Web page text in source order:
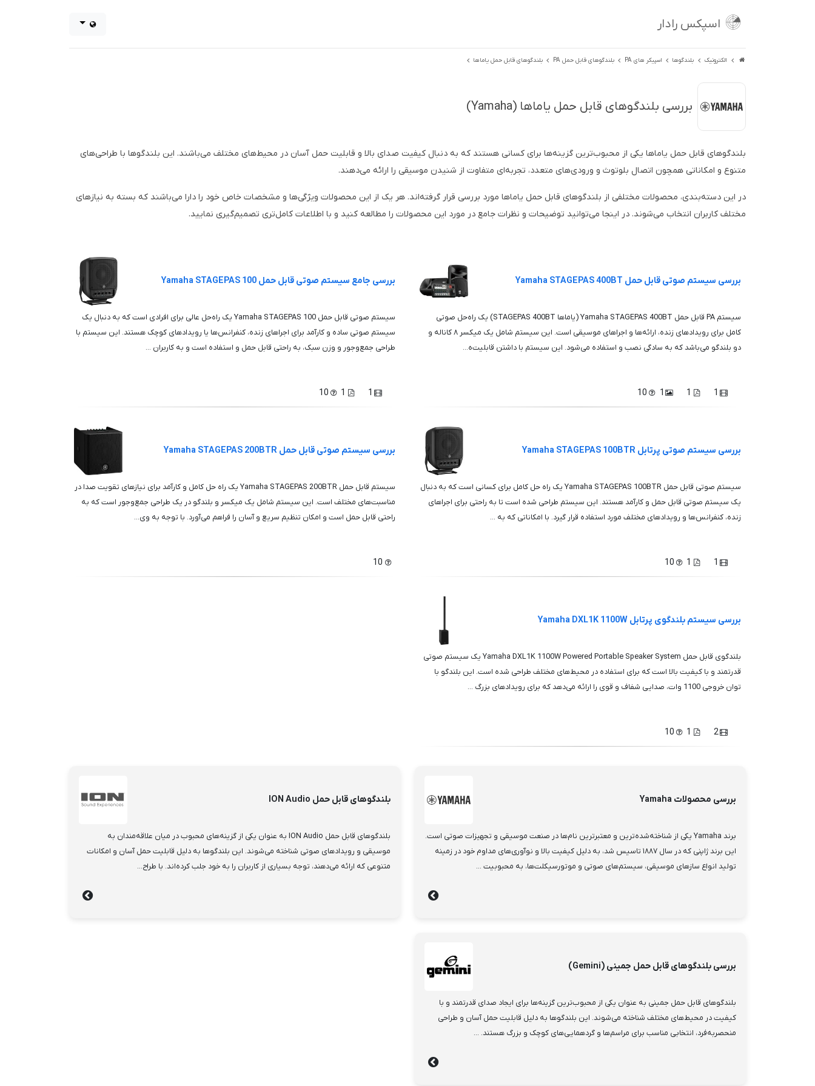
اسپکس رادار
الکترونیک بلندگوها اسپیکر های PA بلندگوهای قابل حمل PA بلندگوهای قابل حمل یاماها
بررسی بلندگوهای قابل حمل یاماها (Yamaha)
بلندگوهای قابل حمل یاماها یکی از محبوب‌ترین گزینه‌ها برای کسانی هستند که به دنبال کیفیت صدای بالا و قابلیت حمل آسان در محیط‌های مختلف می‌باشند. این بلندگوها با طراحی‌های
متنوع و امکاناتی همچون اتصال بلوتوث و ورودی‌های متعدد، تجربه‌ای متفاوت از شنیدن موسیقی را ارائه می‌دهند.
در این دسته‌بندی، محصولات مختلفی از بلندگوهای قابل حمل یاماها مورد بررسی قرار گرفته‌اند. هر یک از این محصولات ویژگی‌ها و مشخصات خاص خود را دارا می‌باشند که بسته به نیازهای
مختلف کاربران انتخاب می‌شوند. در اینجا می‌توانید توضیحات و نظرات جامع در مورد این محصولات را مطالعه کنید و با اطلاعات کامل‌تری تصمیم‌گیری نمایید.
بررسی سیستم صوتی قابل حمل Yamaha STAGEPAS 400BT
سیستم PA قابل حمل Yamaha STAGEPAS 400BT (یاماها STAGEPAS 400BT) یک راه‌حل صوتی
کامل برای رویدادهای زنده، ارائه‌ها و اجراهای موسیقی است. این سیستم شامل یک میکسر ۸ کاناله و
دو بلندگو می‌باشد که به سادگی نصب و استفاده می‌شود. این سیستم با داشتن قابلیت‌ه...
1
1
1
10
بررسی جامع سیستم صوتی قابل حمل Yamaha STAGEPAS 100
سیستم صوتی قابل حمل Yamaha STAGEPAS 100 یک راه‌حل عالی برای افرادی است که به دنبال یک
سیستم صوتی ساده و کارآمد برای اجراهای زنده، کنفرانس‌ها یا رویدادهای کوچک هستند. این سیستم با
طراحی جمع‌وجور و وزن سبک، به راحتی قابل حمل و استفاده است و به کاربران ...
1
1
10
بررسی سیستم صوتی پرتابل Yamaha STAGEPAS 100BTR
سیستم صوتی قابل حمل Yamaha STAGEPAS 100BTR یک راه حل کامل برای کسانی است که به دنبال
یک سیستم صوتی قابل حمل و کارآمد هستند. این سیستم طراحی شده است تا به راحتی برای اجراهای
زنده، کنفرانس‌ها و رویدادهای مختلف مورد استفاده قرار گیرد. با امکاناتی که به ...
1
1
10
بررسی سیستم صوتی قابل حمل Yamaha STAGEPAS 200BTR
سیستم قابل حمل Yamaha STAGEPAS 200BTR یک راه حل کامل و کارآمد برای نیازهای تقویت صدا در
مناسبت‌های مختلف است. این سیستم شامل یک میکسر و بلندگو در یک طراحی جمع‌وجور است که به
راحتی قابل حمل است و امکان تنظیم سریع و آسان را فراهم می‌آورد. با توجه به وی...
10
بررسی سیستم بلندگوی پرتابل Yamaha DXL1K 1100W
بلندگوی قابل حمل Yamaha DXL1K 1100W Powered Portable Speaker System یک سیستم صوتی
قدرتمند و با کیفیت بالا است که برای استفاده در محیط‌های مختلف طراحی شده است. این بلندگو با
توان خروجی 1100 وات، صدایی شفاف و قوی را ارائه می‌دهد که برای رویدادهای بزرگ ...
2
1
10
بررسی محصولات Yamaha
برند Yamaha یکی از شناخته‌شده‌ترین و معتبرترین نام‌ها در صنعت موسیقی و تجهیزات صوتی است.
این برند ژاپنی که در سال ۱۸۸۷ تاسیس شد، به دلیل کیفیت بالا و نوآوری‌های مداوم خود در زمینه
تولید انواع سازهای موسیقی، سیستم‌های صوتی و موتورسیکلت‌ها، به محبوبیت ...
بلندگوهای قابل حمل ION Audio
بلندگوهای قابل حمل ION Audio به عنوان یکی از گزینه‌های محبوب در میان علاقه‌مندان به
موسیقی و رویدادهای صوتی شناخته می‌شوند. این بلندگوها به دلیل قابلیت حمل آسان و امکانات
متنوعی که ارائه می‌دهند، توجه بسیاری از کاربران را به خود جلب کرده‌اند. با طراح...
بررسی بلندگوهای قابل حمل جمینی (Gemini)
بلندگوهای قابل حمل جمینی به عنوان یکی از محبوب‌ترین گزینه‌ها برای ایجاد صدای قدرتمند و با
کیفیت در محیط‌های مختلف شناخته می‌شوند. این بلندگوها به دلیل قابلیت حمل آسان و طراحی
منحصربه‌فرد، انتخابی مناسب برای مراسم‌ها و گردهمایی‌های کوچک و بزرگ هستند. ...